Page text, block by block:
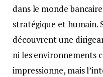
dans le monde
stratégique et humain.
découvrent une
ni les environnements
impressionne, mais